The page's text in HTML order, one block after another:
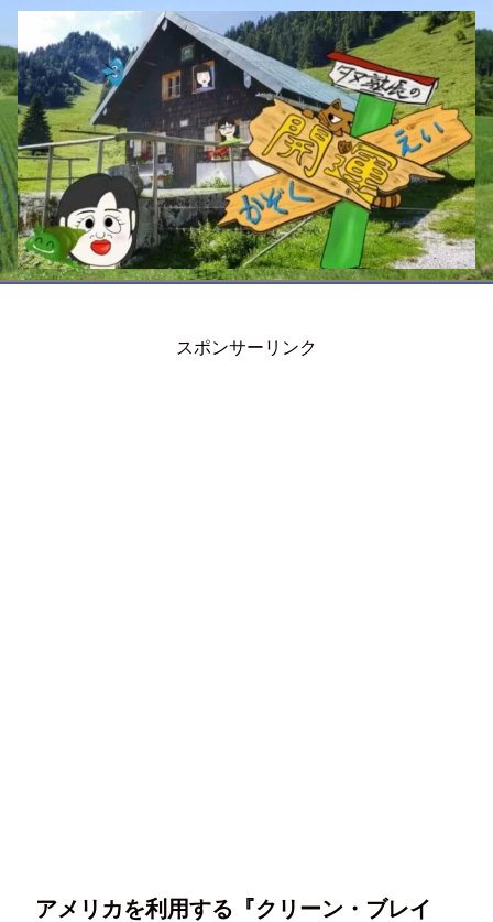
スポンサーリンク
アメリカを利用する『クリーン・ブレイ